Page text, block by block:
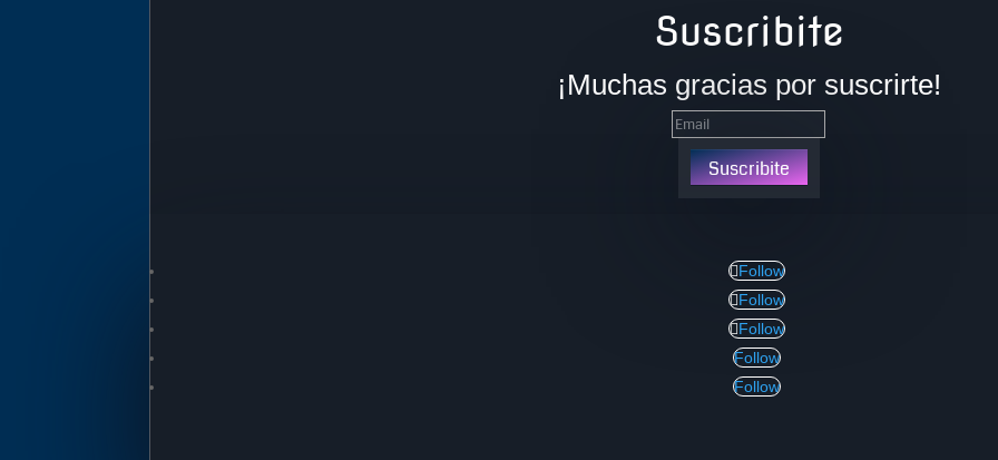
Suscribite
¡Muchas gracias por suscrirte!
Suscribite
Follow
Follow
Follow
Follow
Follow